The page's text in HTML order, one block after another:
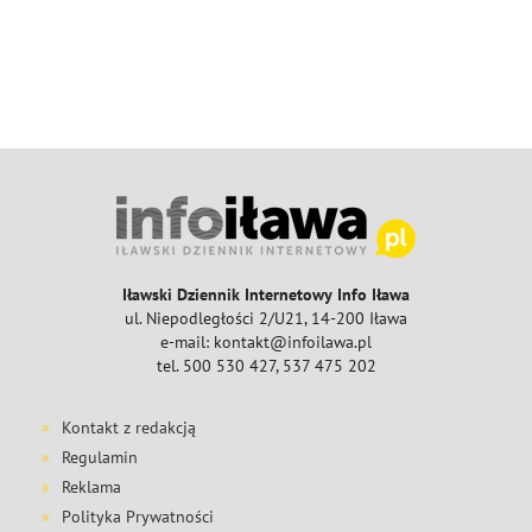
Iławski Dziennik Internetowy Info Iława
ul. Niepodległości 2/U21, 14-200 Iława
e-mail: kontakt@infoilawa.pl
tel. 500 530 427, 537 475 202
Kontakt z redakcją
Regulamin
Reklama
Polityka Prywatności